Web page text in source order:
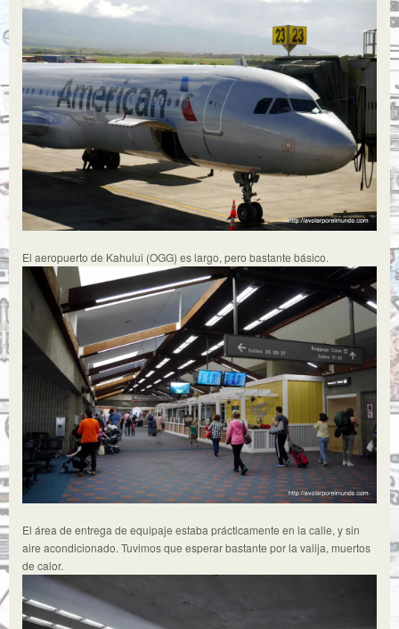
El aeropuerto de Kahului (OGG) es largo, pero bastante básico.
El área de entrega de equipaje estaba prácticamente en la calle, y sin
aire acondicionado. Tuvimos que esperar bastante por la valija, muertos
de calor.